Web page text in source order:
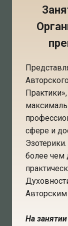
сфере и
более чем
На